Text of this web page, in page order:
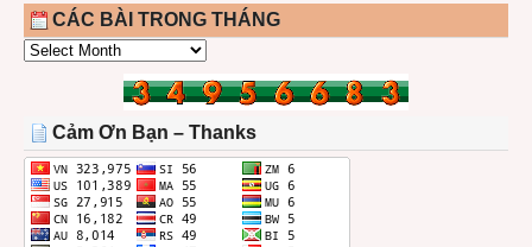
CÁC BÀI TRONG THÁNG
CÁC
THÁNG
Cảm Ơn Bạn – Thanks